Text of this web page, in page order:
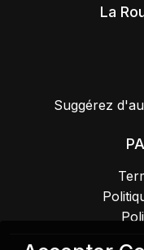
La
Suggérez